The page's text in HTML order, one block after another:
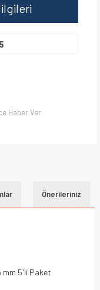
Haber Ver
Önerileriniz
mm 5'li Paket